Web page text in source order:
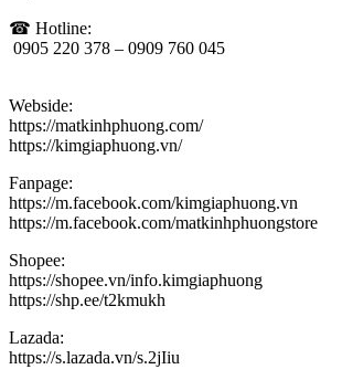
☎ Hotline:
0905 220 378 – 0909 760 045
Webside:
https://matkinhphuong.com/
https://kimgiaphuong.vn/
Fanpage:
https://m.facebook.com/kimgiaphuong.vn
https://m.facebook.com/matkinhphuongstore
Shopee:
https://shopee.vn/info.kimgiaphuong
https://shp.ee/t2kmukh
Lazada:
https://s.lazada.vn/s.2jIiu